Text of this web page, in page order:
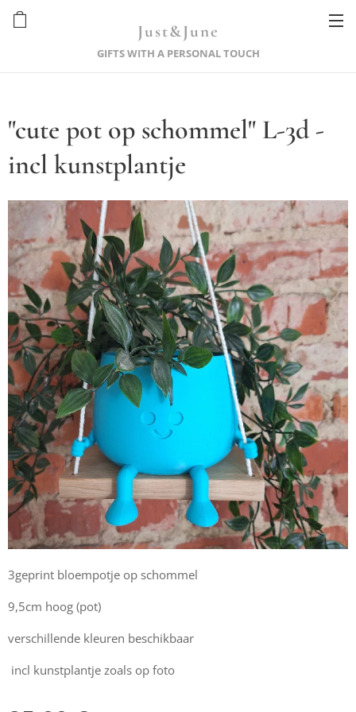
Just&June
GIFTS WITH A PERSONAL TOUCH
"cute pot op schommel" L-3d -
incl kunstplantje
3geprint bloempotje op schommel
9,5cm hoog (pot)
verschillende kleuren beschikbaar
incl kunstplantje zoals op foto